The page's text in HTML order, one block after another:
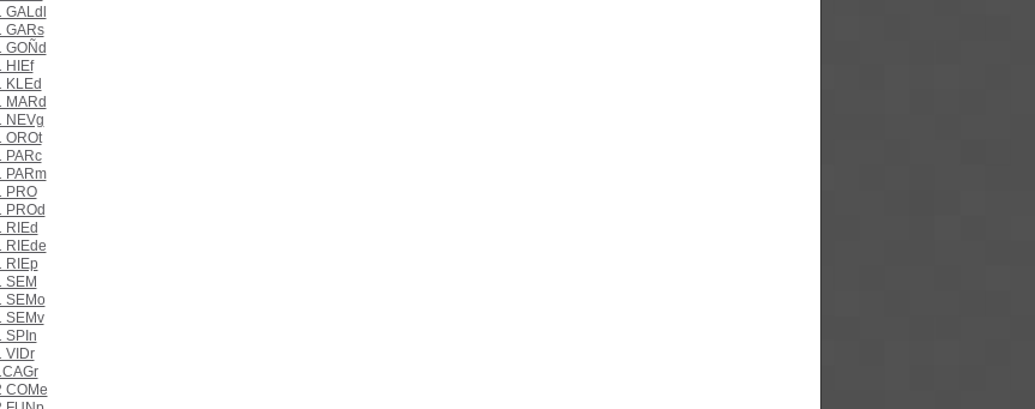
GARs
GOÑd
HIEf
KLEd
MARd
NEVg
OROt
PARc
PARm
PRO
PROd
RIEd
RIEde
RIEp
SEM
SEMo
SEMv
SPIn
VIDr
COMe